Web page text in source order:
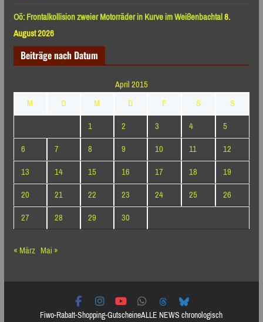
Oö: Frontalkollision zweier Motorräder in Kurve im Weißenbachtal8.
August 2026
Beiträge nach Datum
April 2015
M
D M D F S
S
1
2 3 4
5
6
7 8 9 10 11
12
13
14 15 16 17 18
19
20
21 22 23 24 25
26
27
28 29
30
« März Mai »
Fiwo-Rabatt-Shopping-GutscheineALLE NEWS chronologisch